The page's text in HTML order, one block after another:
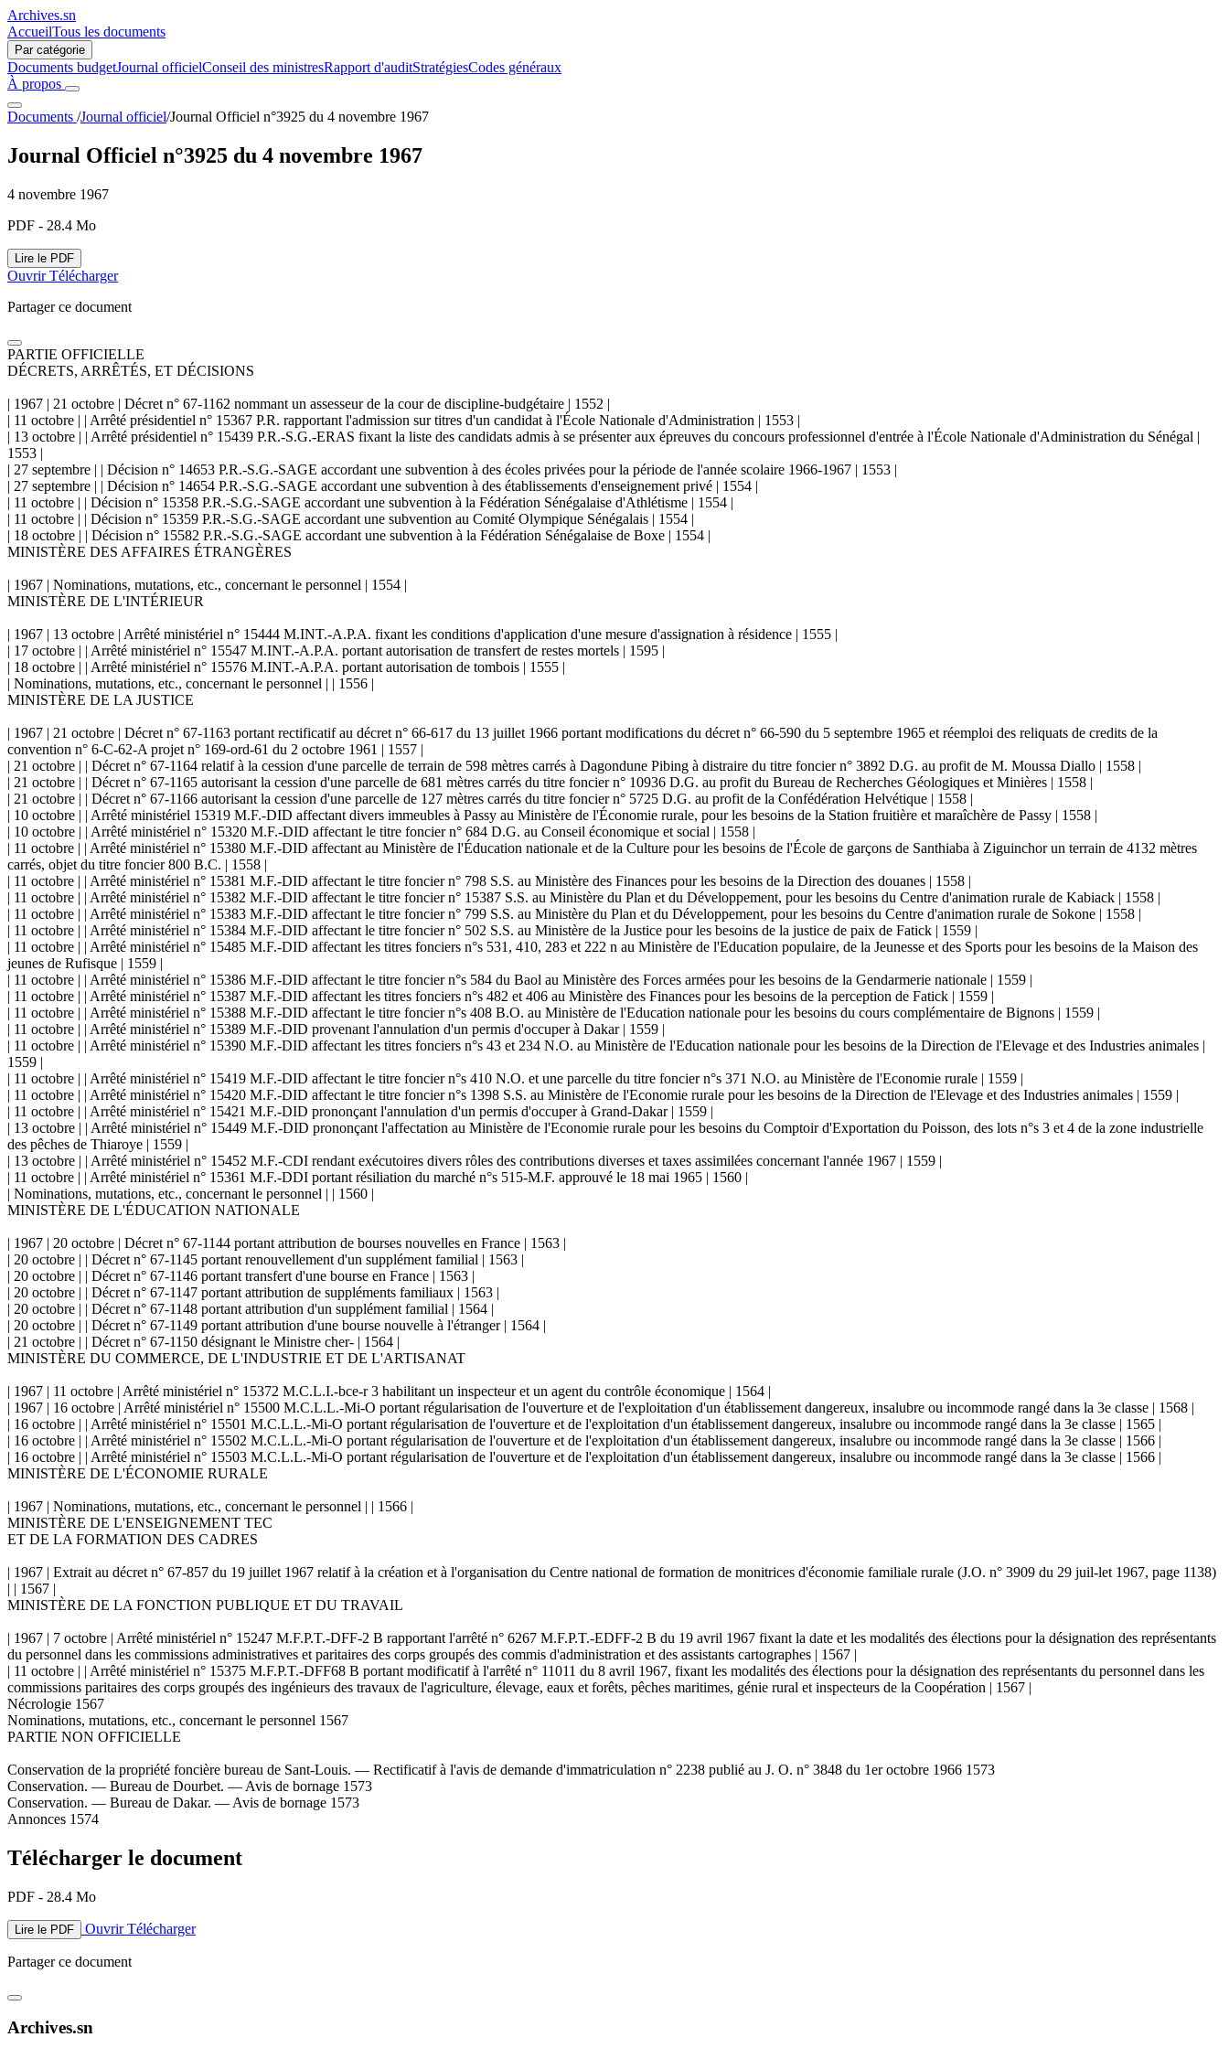
Archives.sn
AccueilTous les documents
Par catégorie
Documents budgetJournal officielConseil des ministresRapport d'auditStratégiesCodes généraux
À propos
Documents /Journal officiel/Journal Officiel n°3925 du 4 novembre 1967
Journal Officiel n°3925 du 4 novembre 1967
4 novembre 1967
PDF - 28.4 Mo
Lire le PDF
OuvrirTélécharger
Partager ce document
PARTIE OFFICIELLE
DÉCRETS, ARRÊTÉS, ET DÉCISIONS
| 1967 | 21 octobre | Décret n° 67-1162 nommant un assesseur de la cour de discipline-budgétaire | 1552 |
| 11 octobre | | Arrêté présidentiel n° 15367 P.R. rapportant l'admission sur titres d'un candidat à l'École Nationale d'Administration | 1553 |
| 13 octobre | | Arrêté présidentiel n° 15439 P.R.-S.G.-ERAS fixant la liste des candidats admis à se présenter aux épreuves du concours professionnel d'entrée à l'École Nationale d'Administration du Sénégal |
1553 |
| 27 septembre | | Décision n° 14653 P.R.-S.G.-SAGE accordant une subvention à des écoles privées pour la période de l'année scolaire 1966-1967 | 1553 |
| 27 septembre | | Décision n° 14654 P.R.-S.G.-SAGE accordant une subvention à des établissements d'enseignement privé | 1554 |
| 11 octobre | | Décision n° 15358 P.R.-S.G.-SAGE accordant une subvention à la Fédération Sénégalaise d'Athlétisme | 1554 |
| 11 octobre | | Décision n° 15359 P.R.-S.G.-SAGE accordant une subvention au Comité Olympique Sénégalais | 1554 |
| 18 octobre | | Décision n° 15582 P.R.-S.G.-SAGE accordant une subvention à la Fédération Sénégalaise de Boxe | 1554 |
MINISTÈRE DES AFFAIRES ÉTRANGÈRES
| 1967 | Nominations, mutations, etc., concernant le personnel | 1554 |
MINISTÈRE DE L'INTÉRIEUR
| 1967 | 13 octobre | Arrêté ministériel n° 15444 M.INT.-A.P.A. fixant les conditions d'application d'une mesure d'assignation à résidence | 1555 |
| 17 octobre | | Arrêté ministériel n° 15547 M.INT.-A.P.A. portant autorisation de transfert de restes mortels | 1595 |
| 18 octobre | | Arrêté ministériel n° 15576 M.INT.-A.P.A. portant autorisation de tombois | 1555 |
| Nominations, mutations, etc., concernant le personnel | | 1556 |
MINISTÈRE DE LA JUSTICE
| 1967 | 21 octobre | Décret n° 67-1163 portant rectificatif au décret n° 66-617 du 13 juillet 1966 portant modifications du décret n° 66-590 du 5 septembre 1965 et réemploi des reliquats de credits de la
convention n° 6-C-62-A projet n° 169-ord-61 du 2 octobre 1961 | 1557 |
| 21 octobre | | Décret n° 67-1164 relatif à la cession d'une parcelle de terrain de 598 mètres carrés à Dagondune Pibing à distraire du titre foncier n° 3892 D.G. au profit de M. Moussa Diallo | 1558 |
| 21 octobre | | Décret n° 67-1165 autorisant la cession d'une parcelle de 681 mètres carrés du titre foncier n° 10936 D.G. au profit du Bureau de Recherches Géologiques et Minières | 1558 |
| 21 octobre | | Décret n° 67-1166 autorisant la cession d'une parcelle de 127 mètres carrés du titre foncier n° 5725 D.G. au profit de la Confédération Helvétique | 1558 |
| 10 octobre | | Arrêté ministériel 15319 M.F.-DID affectant divers immeubles à Passy au Ministère de l'Économie rurale, pour les besoins de la Station fruitière et maraîchère de Passy | 1558 |
| 10 octobre | | Arrêté ministériel n° 15320 M.F.-DID affectant le titre foncier n° 684 D.G. au Conseil économique et social | 1558 |
| 11 octobre | | Arrêté ministériel n° 15380 M.F.-DID affectant au Ministère de l'Éducation nationale et de la Culture pour les besoins de l'École de garçons de Santhiaba à Ziguinchor un terrain de 4132 mètres
carrés, objet du titre foncier 800 B.C. | 1558 |
| 11 octobre | | Arrêté ministériel n° 15381 M.F.-DID affectant le titre foncier n° 798 S.S. au Ministère des Finances pour les besoins de la Direction des douanes | 1558 |
| 11 octobre | | Arrêté ministériel n° 15382 M.F.-DID affectant le titre foncier n° 15387 S.S. au Ministère du Plan et du Développement, pour les besoins du Centre d'animation rurale de Kabiack | 1558 |
| 11 octobre | | Arrêté ministériel n° 15383 M.F.-DID affectant le titre foncier n° 799 S.S. au Ministère du Plan et du Développement, pour les besoins du Centre d'animation rurale de Sokone | 1558 |
| 11 octobre | | Arrêté ministériel n° 15384 M.F.-DID affectant le titre foncier n° 502 S.S. au Ministère de la Justice pour les besoins de la justice de paix de Fatick | 1559 |
| 11 octobre | | Arrêté ministériel n° 15485 M.F.-DID affectant les titres fonciers n°s 531, 410, 283 et 222 n au Ministère de l'Education populaire, de la Jeunesse et des Sports pour les besoins de la Maison des
jeunes de Rufisque | 1559 |
| 11 octobre | | Arrêté ministériel n° 15386 M.F.-DID affectant le titre foncier n°s 584 du Baol au Ministère des Forces armées pour les besoins de la Gendarmerie nationale | 1559 |
| 11 octobre | | Arrêté ministériel n° 15387 M.F.-DID affectant les titres fonciers n°s 482 et 406 au Ministère des Finances pour les besoins de la perception de Fatick | 1559 |
| 11 octobre | | Arrêté ministériel n° 15388 M.F.-DID affectant le titre foncier n°s 408 B.O. au Ministère de l'Education nationale pour les besoins du cours complémentaire de Bignons | 1559 |
| 11 octobre | | Arrêté ministériel n° 15389 M.F.-DID provenant l'annulation d'un permis d'occuper à Dakar | 1559 |
| 11 octobre | | Arrêté ministériel n° 15390 M.F.-DID affectant les titres fonciers n°s 43 et 234 N.O. au Ministère de l'Education nationale pour les besoins de la Direction de l'Elevage et des Industries animales |
1559 |
| 11 octobre | | Arrêté ministériel n° 15419 M.F.-DID affectant le titre foncier n°s 410 N.O. et une parcelle du titre foncier n°s 371 N.O. au Ministère de l'Economie rurale | 1559 |
| 11 octobre | | Arrêté ministériel n° 15420 M.F.-DID affectant le titre foncier n°s 1398 S.S. au Ministère de l'Economie rurale pour les besoins de la Direction de l'Elevage et des Industries animales | 1559 |
| 11 octobre | | Arrêté ministériel n° 15421 M.F.-DID prononçant l'annulation d'un permis d'occuper à Grand-Dakar | 1559 |
| 13 octobre | | Arrêté ministériel n° 15449 M.F.-DID prononçant l'affectation au Ministère de l'Economie rurale pour les besoins du Comptoir d'Exportation du Poisson, des lots n°s 3 et 4 de la zone industrielle
des pêches de Thiaroye | 1559 |
| 13 octobre | | Arrêté ministériel n° 15452 M.F.-CDI rendant exécutoires divers rôles des contributions diverses et taxes assimilées concernant l'année 1967 | 1559 |
| 11 octobre | | Arrêté ministériel n° 15361 M.F.-DDI portant résiliation du marché n°s 515-M.F. approuvé le 18 mai 1965 | 1560 |
| Nominations, mutations, etc., concernant le personnel | | 1560 |
MINISTÈRE DE L'ÉDUCATION NATIONALE
| 1967 | 20 octobre | Décret n° 67-1144 portant attribution de bourses nouvelles en France | 1563 |
| 20 octobre | | Décret n° 67-1145 portant renouvellement d'un supplément familial | 1563 |
| 20 octobre | | Décret n° 67-1146 portant transfert d'une bourse en France | 1563 |
| 20 octobre | | Décret n° 67-1147 portant attribution de suppléments familiaux | 1563 |
| 20 octobre | | Décret n° 67-1148 portant attribution d'un supplément familial | 1564 |
| 20 octobre | | Décret n° 67-1149 portant attribution d'une bourse nouvelle à l'étranger | 1564 |
| 21 octobre | | Décret n° 67-1150 désignant le Ministre cher- | 1564 |
MINISTÈRE DU COMMERCE, DE L'INDUSTRIE ET DE L'ARTISANAT
| 1967 | 11 octobre | Arrêté ministériel n° 15372 M.C.L.I.-bce-r 3 habilitant un inspecteur et un agent du contrôle économique | 1564 |
| 1967 | 16 octobre | Arrêté ministériel n° 15500 M.C.L.L.-Mi-O portant régularisation de l'ouverture et de l'exploitation d'un établissement dangereux, insalubre ou incommode rangé dans la 3e classe | 1568 |
| 16 octobre | | Arrêté ministériel n° 15501 M.C.L.L.-Mi-O portant régularisation de l'ouverture et de l'exploitation d'un établissement dangereux, insalubre ou incommode rangé dans la 3e classe | 1565 |
| 16 octobre | | Arrêté ministériel n° 15502 M.C.L.L.-Mi-O portant régularisation de l'ouverture et de l'exploitation d'un établissement dangereux, insalubre ou incommode rangé dans la 3e classe | 1566 |
| 16 octobre | | Arrêté ministériel n° 15503 M.C.L.L.-Mi-O portant régularisation de l'ouverture et de l'exploitation d'un établissement dangereux, insalubre ou incommode rangé dans la 3e classe | 1566 |
MINISTÈRE DE L'ÉCONOMIE RURALE
| 1967 | Nominations, mutations, etc., concernant le personnel | | 1566 |
MINISTÈRE DE L'ENSEIGNEMENT TEC
ET DE LA FORMATION DES CADRES
| 1967 | Extrait au décret n° 67-857 du 19 juillet 1967 relatif à la création et à l'organisation du Centre national de formation de monitrices d'économie familiale rurale (J.O. n° 3909 du 29 juil-let 1967, page 1138)
| | 1567 |
MINISTÈRE DE LA FONCTION PUBLIQUE ET DU TRAVAIL
| 1967 | 7 octobre | Arrêté ministériel n° 15247 M.F.P.T.-DFF-2 B rapportant l'arrêté n° 6267 M.F.P.T.-EDFF-2 B du 19 avril 1967 fixant la date et les modalités des élections pour la désignation des représentants
du personnel dans les commissions administratives et paritaires des corps groupés des commis d'administration et des assistants cartographes | 1567 |
| 11 octobre | | Arrêté ministériel n° 15375 M.F.P.T.-DFF68 B portant modificatif à l'arrêté n° 11011 du 8 avril 1967, fixant les modalités des élections pour la désignation des représentants du personnel dans les
commissions paritaires des corps groupés des ingénieurs des travaux de l'agriculture, élevage, eaux et forêts, pêches maritimes, génie rural et inspecteurs de la Coopération | 1567 |
Nécrologie 1567
Nominations, mutations, etc., concernant le personnel 1567
PARTIE NON OFFICIELLE
Conservation de la propriété foncière bureau de Sant-Louis. — Rectificatif à l'avis de demande d'immatriculation n° 2238 publié au J. O. n° 3848 du 1er octobre 1966 1573
Conservation. — Bureau de Dourbet. — Avis de bornage 1573
Conservation. — Bureau de Dakar. — Avis de bornage 1573
Annonces 1574
Télécharger le document
PDF - 28.4 Mo
Lire le PDF OuvrirTélécharger
Partager ce document
Archives.sn